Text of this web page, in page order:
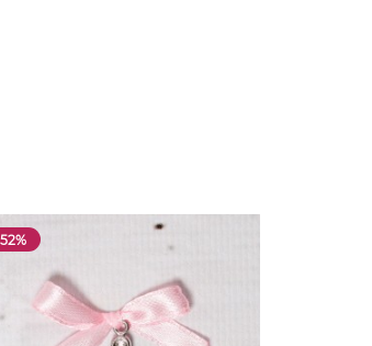
52%